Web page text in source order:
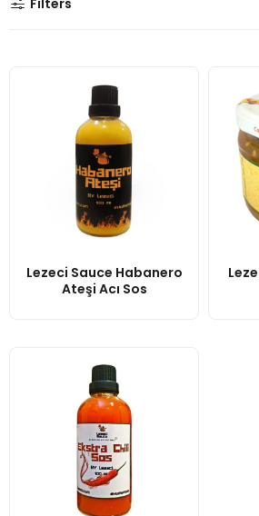
Filters
Lezeci Sauce Habanero
Ateşi Acı Sos